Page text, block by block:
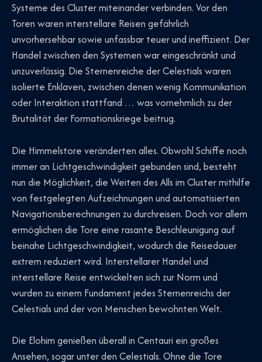
Systeme des Cluster miteinander verbinden. Vor den
Toren waren interstellare Reisen gefährlich
unvorhersehbar sowie unfassbar teuer und ineffizient. Der
Handel zwischen den Systemen war eingeschränkt und
unzuverlässig. Die Sternenreiche der Celestials waren
isolierte Enklaven, zwischen denen wenig Kommunikation
oder Interaktion stattfand … was vornehmlich zu der
Brutalität der Formationskriege beitrug.
Die Himmelstore veränderten alles. Obwohl Schiffe noch
immer an Lichtgeschwindigkeit gebunden sind, besteht
nun die Möglichkeit, die Weiten des Alls im Cluster mithilfe
von festgelegten Aufzeichnungen und automatisierten
Navigationsberechnungen zu durchreisen. Doch vor allem
ermöglichen die Tore eine rasante Beschleunigung auf
beinahe Lichtgeschwindigkeit, wodurch die Reisedauer
extrem reduziert wird. Interstellarer Handel und
interstellare Reise entwickelten sich zur Norm und
wurden zu einem Fundament jedes Sternenreichs der
Celestials und der von Menschen bewohnten Welt.
Die Elohim genießen überall in Centauri ein großes
Ansehen, sogar unter den Celestials. Ohne die Tore